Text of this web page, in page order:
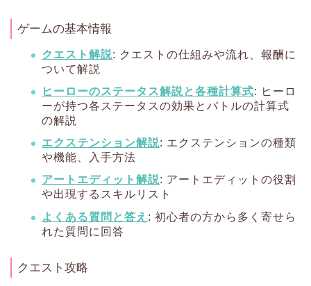
ゲームの基本情報
クエスト解説: クエストの仕組みや流れ、報酬に
ついて解説
ヒーローのステータス解説と各種計算式: ヒーロ
ーが持つ各ステータスの効果とバトルの計算式
の解説
エクステンション解説: エクステンションの種類
や機能、入手方法
アートエディット解説: アートエディットの役割
や出現するスキルリスト
よくある質問と答え : 初心者の方から多く寄せら
れた質問に回答
クエスト攻略